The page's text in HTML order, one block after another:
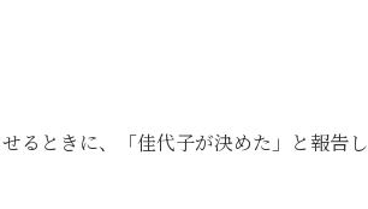
ときに、「佳代子が決めた」と報告し